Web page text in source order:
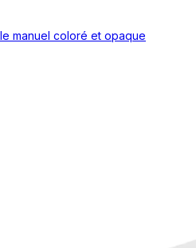
manuel coloré et opaque